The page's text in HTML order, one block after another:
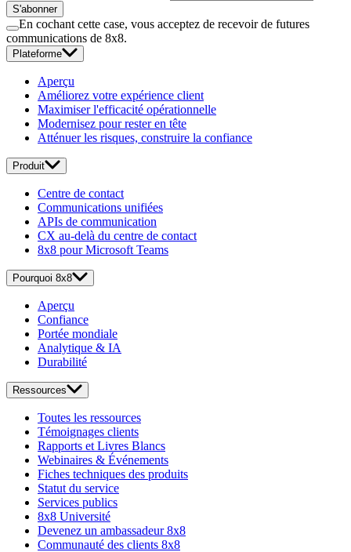
S'abonner
En cochant cette case, vous acceptez de recevoir de futures
communications de 8x8.
Plateforme
Aperçu
Améliorez votre expérience client
Maximiser l'efficacité opérationnelle
Modernisez pour rester en tête
Atténuer les risques, construire la confiance
Produit
Centre de contact
Communications unifiées
APIs de communication
CX au-delà du centre de contact
8x8 pour Microsoft Teams
Pourquoi 8x8
Aperçu
Confiance
Portée mondiale
Analytique & IA
Durabilité
Ressources
Toutes les ressources
Témoignages clients
Rapports et Livres Blancs
Webinaires & Événements
Fiches techniques des produits
Statut du service
Services publics
8x8 Université
Devenez un ambassadeur 8x8
Communauté des clients 8x8